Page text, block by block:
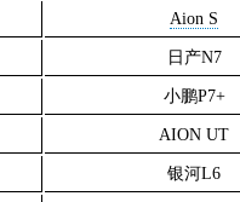
Aion S
日产N7
小鹏P7+
AION UT
银河L6